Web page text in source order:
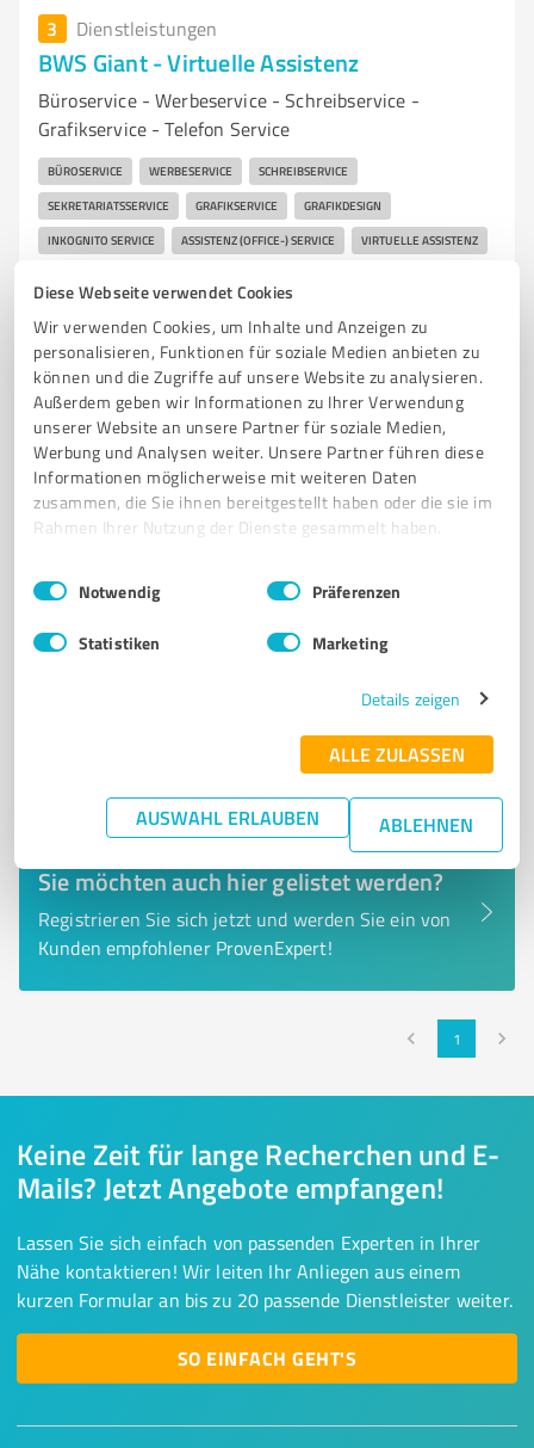
Diese Webseite verwendet Cookies
Wir verwenden Cookies, um Inhalte und Anzeigen zu
personalisieren, Funktionen für soziale Medien anbieten zu
können und die Zugriffe auf unsere Website zu analysieren.
Außerdem geben wir Informationen zu Ihrer Verwendung
unserer Website an unsere Partner für soziale Medien,
Werbung und Analysen weiter. Unsere Partner führen diese
Informationen möglicherweise mit weiteren Daten
zusammen, die Sie ihnen bereitgestellt haben oder die sie im
Rahmen Ihrer Nutzung der Dienste gesammelt haben.
Impressum Datenschutzbestimmungen
Einwilligungsauswahl
Notwendig Präferenzen
Statistiken Marketing
Details zeigen
ALLE ZULASSEN
AUSWAHL ERLAUBEN ABLEHNEN
3 Dienstleistungen
BWS Giant - Virtuelle Assistenz
Büroservice - Werbeservice - Schreibservice -
Grafikservice - Telefon Service
BÜROSERVICE WERBESERVICE SCHREIBSERVICE
SEKRETARIATSSERVICE GRAFIKSERVICE GRAFIKDESIGN
INKOGNITO SERVICE ASSISTENZ (OFFICE-) SERVICE VIRTUELLE ASSISTENZ
TELEFONSERVICE
c/o Postflex #7623, Emsdettener Str. 10, 48268
Greven
Tel. +49 212 25085203
impressum@support.bws-giant.de
www.bws-giant.de/
Sie möchten auch hier gelistet werden?
Registrieren Sie sich jetzt und werden Sie ein von
Kunden empfohlener ProvenExpert!
1
Keine Zeit für lange Recherchen und E-
Mails? Jetzt Angebote empfangen!
Lassen Sie sich einfach von passenden Experten in Ihrer
Nähe kontaktieren! Wir leiten Ihr Anliegen aus einem
kurzen Formular an bis zu 20 passende Dienstleister weiter.
SO EINFACH GEHT'S